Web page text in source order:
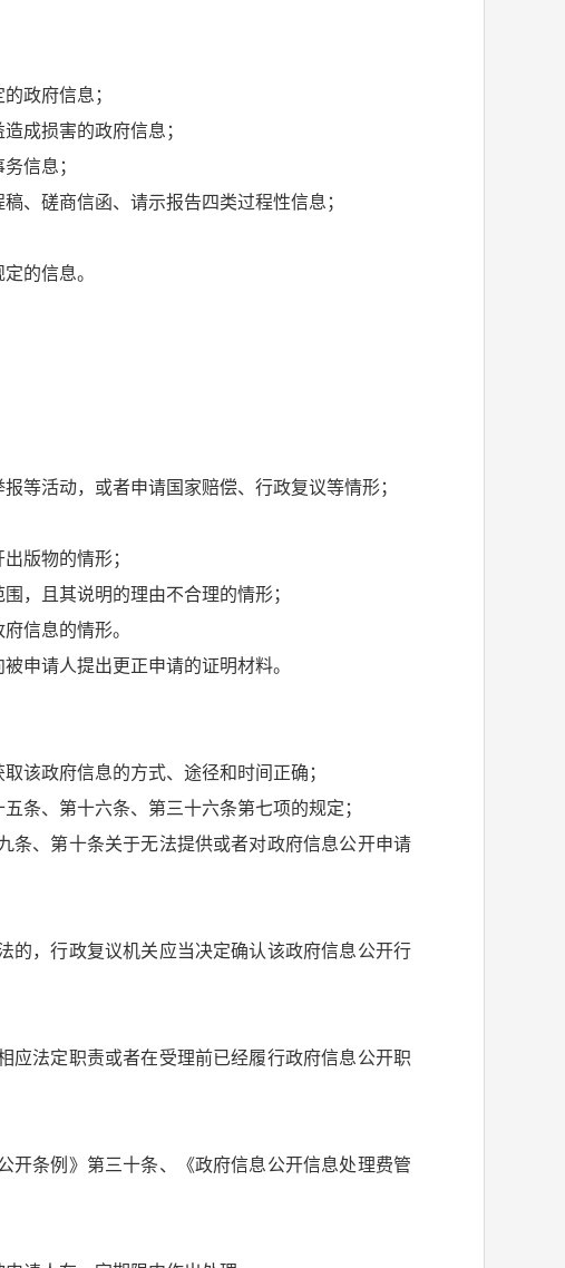
政府信息；
成损害的政府信息；
信息；
、磋商信函、请示报告四类过程性信息；
的信息。
等活动，或者申请国家赔偿、行政复议等情形；
版物的情形；
，且其说明的理由不合理的情形；
信息的情形。
申请人提出更正申请的证明材料。
该政府信息的方式、途径和时间正确；
条、第十六条、第三十六条第七项的规定；
条、第十条关于无法提供或者对政府信息公开申请
的，行政复议机关应当决定确认该政府信息公开行
应法定职责或者在受理前已经履行政府信息公开职
开条例》第三十条、《政府信息公开信息处理费管